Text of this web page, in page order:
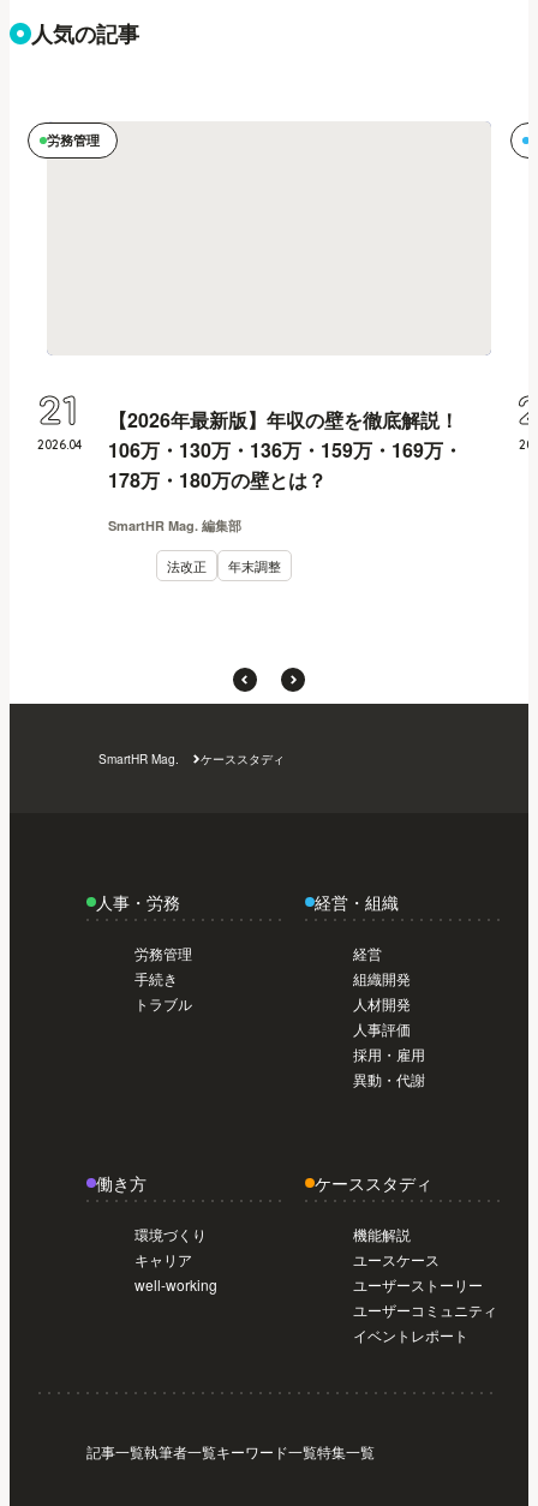
人気の記事
労務管理
【2026年最新版】年収の壁を徹底解説！
106万・130万・136万・159万・169万・
178万・180万の壁とは？
SmartHR Mag. 編集部
法改正 年末調整
2026.04
21
SmartHR Mag. ケーススタディ
人事・労務
労務管理
手続き
トラブル
経営・組織
経営
組織開発
人材開発
人事評価
採用・雇用
異動・代謝
働き方
環境づくり
キャリア
well-working
ケーススタディ
機能解説
ユースケース
ユーザーストーリー
ユーザーコミュニティ
イベントレポート
記事一覧執筆者一覧キーワード一覧特集一覧